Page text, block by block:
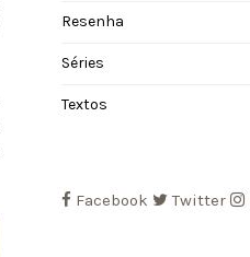
Resenha
Séries
Textos
Facebook Twitter